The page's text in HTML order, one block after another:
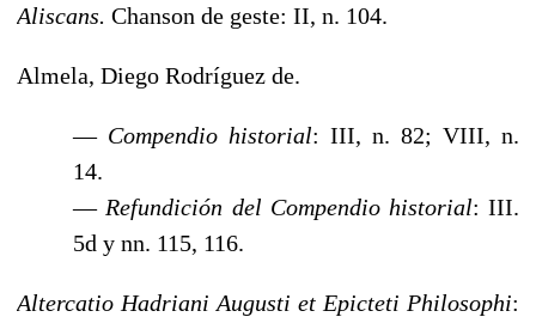
Aliscans. Chanson de geste: II, n. 104.
Almela, Diego Rodríguez de.
— Compendio historial: III, n. 82; VIII, n.
14.
— Refundición del Compendio historial: III.
5d y nn. 115, 116.
Altercatio Hadriani Augusti et Epicteti Philosophi: